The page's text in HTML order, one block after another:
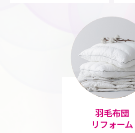
羽毛布団
リフォーム